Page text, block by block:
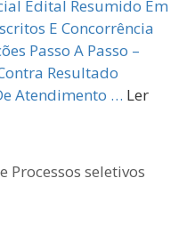
Edital Resumido Em
E Concorrência
Passo A Passo –
Resultado
Atendimento … Ler
Processos seletivos